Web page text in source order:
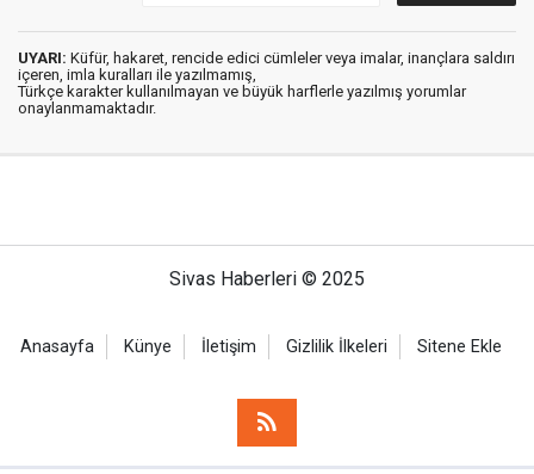
UYARI: Küfür, hakaret, rencide edici cümleler veya imalar, inançlara saldırı
içeren, imla kuralları ile yazılmamış,
Türkçe karakter kullanılmayan ve büyük harflerle yazılmış yorumlar
onaylanmamaktadır.
Sivas Haberleri © 2025
Anasayfa Künye İletişim Gizlilik İlkeleri Sitene Ekle